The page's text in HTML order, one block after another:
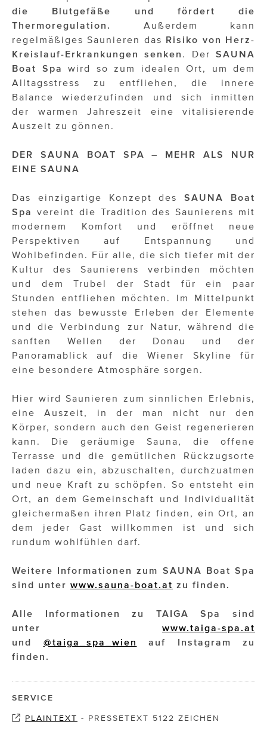
die Blutgefäße und fördert die
Thermoregulation.
Außerdem kann
regelmäßiges Saunieren das Risiko von Herz-
Kreislauf-Erkrankungen senken . DerSAUNA
Boat Spa
wird so zum idealen Ort, um dem
Alltagsstress zu entfliehen, die innere
Balance wiederzufinden und sich inmitten
der warmen Jahreszeit eine vitalisierende
Auszeit zu gönnen.
DER SAUNA BOAT SPA – MEHR ALS NUR
EINE SAUNA
Das einzigartige Konzept desSAUNA Boat
Spa vereint die Tradition des Saunierens mit
modernem Komfort und eröffnet neue
Perspektiven auf Entspannung und
Wohlbefinden. Für alle, die sich tiefer mit der
Kultur des Saunierens verbinden möchten
und dem Trubel der Stadt für ein paar
Stunden entfliehen möchten. Im Mittelpunkt
stehen das bewusste Erleben der Elemente
und die Verbindung zur Natur, während die
sanften Wellen der Donau und der
Panoramablick auf die Wiener Skyline für
eine besondere Atmosphäre sorgen.
Hier wird Saunieren zum sinnlichen Erlebnis,
eine Auszeit, in der man nicht nur den
Körper, sondern auch den Geist regenerieren
kann. Die geräumige Sauna, die offene
Terrasse und die gemütlichen Rückzugsorte
laden dazu ein, abzuschalten, durchzuatmen
und neue Kraft zu schöpfen. So entsteht ein
Ort, an dem Gemeinschaft und Individualität
gleichermaßen ihren Platz finden, ein Ort, an
dem jeder Gast willkommen ist und sich
rundum wohlfühlen darf.
Weitere Informationen zum SAUNA Boat Spa
sind unter www.sauna-boat.at zu finden.
Alle Informationen zu TAIGA Spa sind
unter www.taiga-spa.at
und @taiga_spa_wien
auf Instagram zu
finden.
SERVICE
PLAINTEXT - PRESSETEXT 5122 ZEICHEN